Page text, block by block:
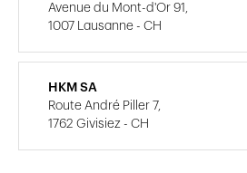
Avenue du Mont-d'Or 91,
1007 Lausanne - CH
HKM SA
Route André Piller 7,
1762 Givisiez - CH